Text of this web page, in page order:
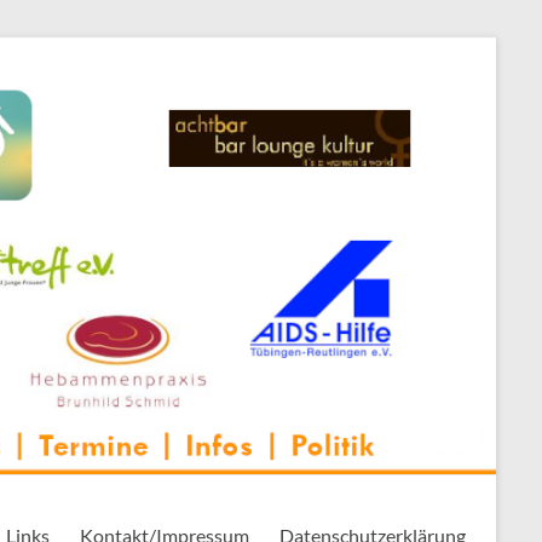
Links Kontakt/Impressum Datenschutzerklärung